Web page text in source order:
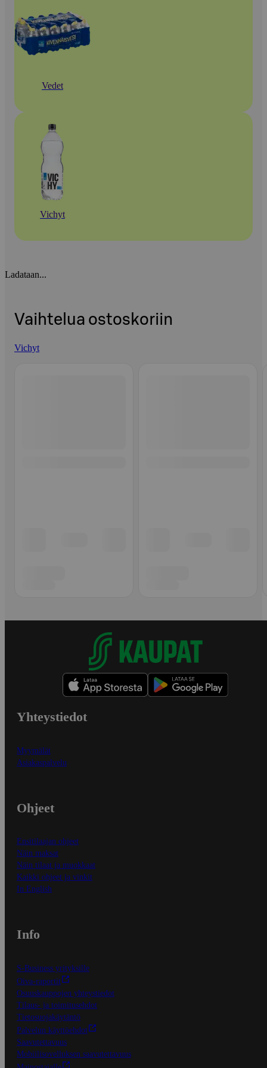
Vedet
Vichyt
Ladataan...
Vaihtelua ostoskoriin
Vichyt
Yhteystiedot
Myymälät
Asiakaspalvelu
Ohjeet
Ensitilaajan ohjeet
Näin maksat
Näin tilaat ja muokkaat
Kaikki ohjeet ja vinkit
In English
Info
S-Business yrityksille
Oiva-raportit
Osuuskauppojen yhteystiedot
Tilaus- ja toimitusehdot
Tietosuojakäytäntö
Palvelun käyttöehdot
Saavutettavuus
Mobiilisovelluksen saavutettavuus